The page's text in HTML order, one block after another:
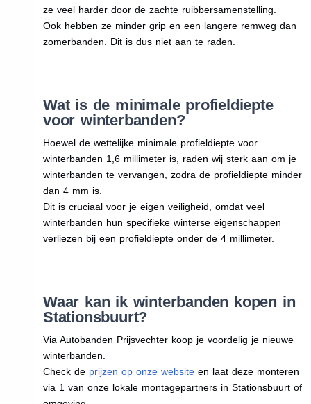
ze veel harder door de zachte ruibbersamenstelling.
Ook hebben ze minder grip en een langere remweg dan
zomerbanden. Dit is dus niet aan te raden.
Wat is de minimale profieldiepte
voor winterbanden?
Hoewel de wettelijke minimale profieldiepte voor
winterbanden 1,6 millimeter is, raden wij sterk aan om je
winterbanden te vervangen, zodra de profieldiepte minder
dan 4 mm is.
Dit is cruciaal voor je eigen veiligheid, omdat veel
winterbanden hun specifieke winterse eigenschappen
verliezen bij een profieldiepte onder de 4 millimeter.
Waar kan ik winterbanden kopen in
Stationsbuurt?
Via Autobanden Prijsvechter koop je voordelig je nieuwe
winterbanden.
Check de prijzen op onze websiteen laat deze monteren
via 1 van onze lokale montagepartners in Stationsbuurt of